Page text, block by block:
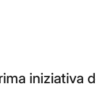
iniziativa